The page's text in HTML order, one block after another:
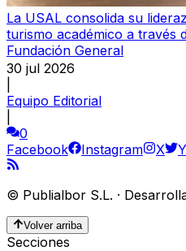
La USAL consolida su
turismo académico a través
Fundación General
30 jul 2026
Equipo Editorial
0
Facebook
Instagram X
© Publialbor S.L. ·
Volver arriba
Secciones